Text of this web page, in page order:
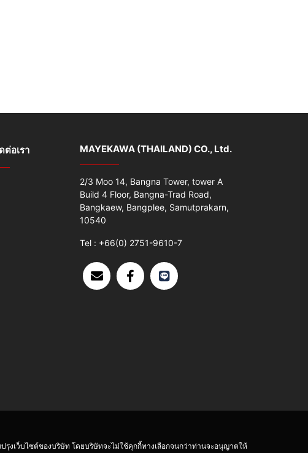
ต่อเรา MAYEKAWA (THAILAND) CO., Ltd.
2/3 Moo 14, Bangna Tower, tower A
Build 4 Floor, Bangna-Trad Road,
Bangkaew, Bangplee, Samutprakarn,
10540
Tel : +66(0) 2751-9610-7
งเว็บไซต์ของบริษัท โดยบริษัทจะไม่ใช้คุกกี้ทางเลือกจนกว่าท่านจะอนุญาตให้